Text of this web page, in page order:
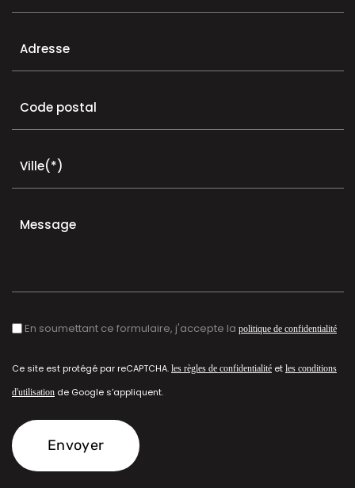
Adresse
Code postal
Ville(*)
Message
En soumettant ce formulaire, j'accepte la politique de confidentialité
Ce site est protégé par reCAPTCHA. les règles de confidentialité et les conditions
d'utilisation de Google s'appliquent.